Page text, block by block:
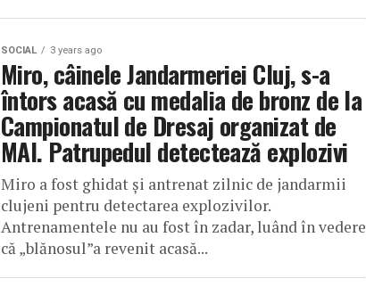
SOCIAL 3 years ago
Miro, câinele Jandarmeriei Cluj, s-a
întors acasă cu medalia de bronz de la
Campionatul de Dresaj organizat de
MAI. Patrupedul detectează explozivi
Miro a fost ghidat și antrenat zilnic de jandarmii
clujeni pentru detectarea explozivilor.
Antrenamentele nu au fost în zadar, luând în vedere
că „blănosul”a revenit acasă...